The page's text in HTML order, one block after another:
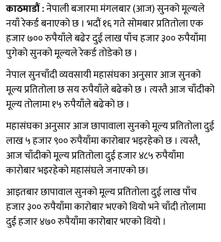
काठमाडौं :नेपाली बजारमा मंगलबार (आज) सुनको मूल्यले
नयाँ रेकर्ड बनाएको छ । भदौं १६ गते सोमबार प्रतितोला एक
हजार ७०० रुपैयाँले बढेर दुई लाख पाँच हजार ३०० रुपैयाँमा
पुगेको सुनको मूल्यले रेकर्ड तोडेको छ ।
नेपाल सुनचाँदी व्यवसायी महासंघका अनुसार आज सुनको
मूल्य प्रतितोला छ सय रुपैयाँले बढेको छ । त्यस्तै आज चाँदीको
मूल्य तोलामा १५ रुपैयाँले बढेको छ ।
महासंघका अनुसार आज छापावाला सुनको मूल्य प्रतितोला दुई
लाख ५ हजार ९०० रुपैयाँमा कारोबार भइरहेको छ । त्यस्तै,
आज चाँदीको मूल्य प्रतितोला दुई हजार ४८५ रुपैयाँमा
कारोबार भइरहेको महासंघले जनाएको छ।
आइतबार छापावाल सुनको मूल्य प्रतितोला दुई लाख पाँच
हजार ३०० रुपैयाँमा कारोबार भएको थियो भने चाँदी तोलामा
दुई हजार ४७० रुपैयाँमा कारोबार भएको थियो ।